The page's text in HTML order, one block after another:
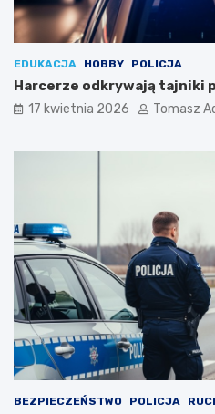
EDUKACJA HOBBY POLICJA
Harcerze odkrywają tajniki
17 kwietnia 2026 Tomasz
BEZPIECZEŃSTWO POLICJA